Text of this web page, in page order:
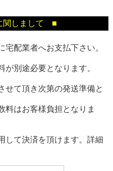
関しまして ■
宅配業者へお支払下さい。
要となります。
せて頂き次第の発送準備と
様負担となりま
して決済を頂けます。詳細